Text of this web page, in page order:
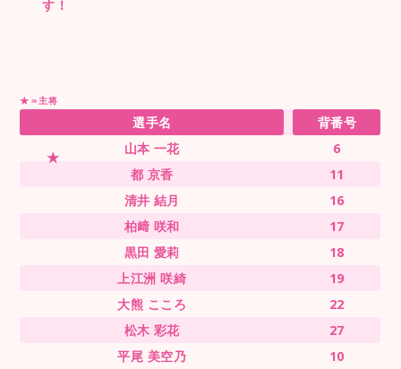
す！
★＝主将
選手名
背番号
山本 一花
6
都 京香
11
清井 結月
16
柏﨑 咲和
17
黒田 愛莉
18
上江洲 咲綺
19
大熊 こころ
22
松木 彩花
27
平尾 美空乃
10